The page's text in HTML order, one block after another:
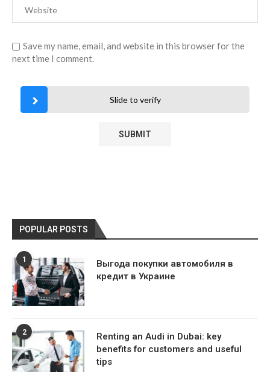
Save my name, email, and website in this browser for the
next time I comment.
Slide to verify
POPULAR POSTS
1
Выгода покупки автомобиля в
кредит в Украине
2
Renting an Audi in Dubai: key
benefits for customers and useful
tips